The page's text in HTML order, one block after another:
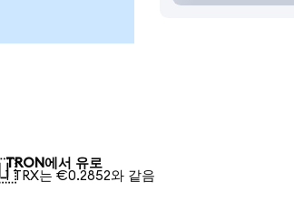
TRON에서 유로
1 TRX는 €0.2852와 같음